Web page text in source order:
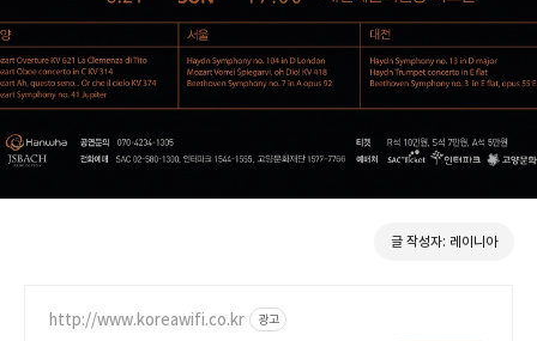
글 작성자: 레이니아
http://www.koreawifi.co.kr 광고